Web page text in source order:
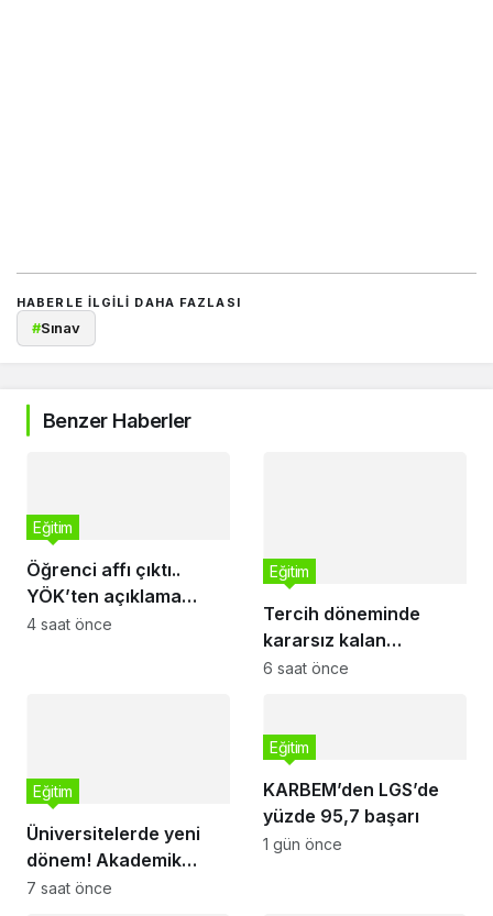
HABERLE ILGILI DAHA FAZLASI
#Sınav
Benzer Haberler
Öğrenci affı çıktı..
YÖK’ten açıklama
geldi! 4 aylık süre
Eğitim
4 saat önce
Tercih döneminde
kararsız kalan
gençlere bilimsel yol
çözün!
Eğitim
6 saat önce
Üniversitelerde yeni
dönem! Akademik
sahtekârlığa hapis,
Eğitim
7 saat önce
KARBEM’den LGS’de
yüzde 95,7 başarı
Eğitim
1 gün önce